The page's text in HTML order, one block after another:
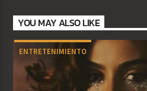
YOU MAY ALSO LIKE
ENTRETENIMIENTO